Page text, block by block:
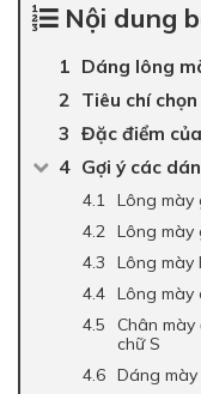
Nội dung
Dáng lông
Tiêu chí
Đặc điểm
Gợi ý các
Lông mày
Lông mày
Lông mày
Lông mày
Chân
chữ S
Dáng